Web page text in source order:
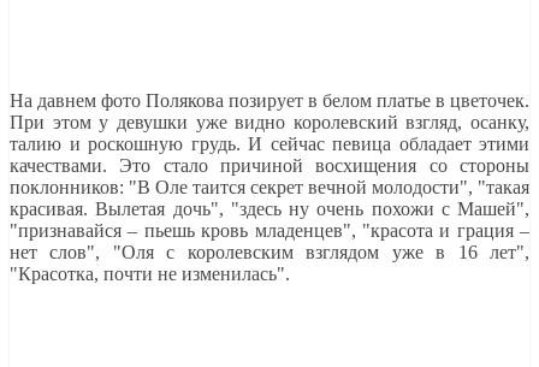
На давнем фото Полякова позирует в белом платье в цветочек.
При этом у девушки уже видно королевский взгляд, осанку,
талию и роскошную грудь. И сейчас певица обладает этими
качествами. Это стало причиной восхищения со стороны
поклонников: "В Оле таится секрет вечной молодости", "такая
красивая. Вылетая дочь", "здесь ну очень похожи с Машей",
"признавайся – пьешь кровь младенцев", "красота и грация –
нет слов", "Оля с королевским взглядом уже в 16 лет",
"Красотка, почти не изменилась".